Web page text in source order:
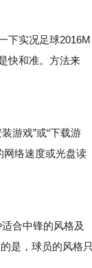
下实况足球2016M
快和准。方法来
游戏”或“下载游
网络速度或光盘读
合中锋的风格及
是，球员的风格只